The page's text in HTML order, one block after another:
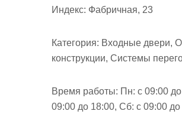
Индекс: Фабричная, 23
Категория: Входные двери,
конструкции, Системы
Время работы: Пн: с 09:00
09:00 до 18:00, Сб: с 09:00